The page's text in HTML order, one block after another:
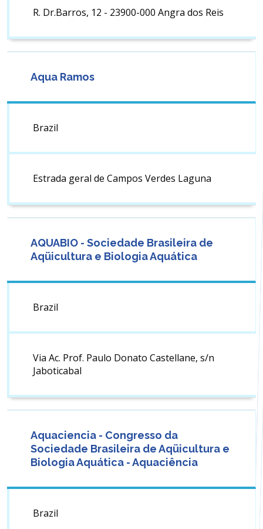
R. Dr.Barros, 12 - 23900-000 Angra dos Reis
Aqua Ramos
Brazil
Estrada geral de Campos Verdes Laguna
AQUABIO - Sociedade Brasileira de
Aqüicultura e Biologia Aquática
Brazil
Via Ac. Prof. Paulo Donato Castellane, s/n
Jaboticabal
Aquaciencia - Congresso da
Sociedade Brasileira de Aqüicultura e
Biologia Aquática - Aquaciência
Brazil